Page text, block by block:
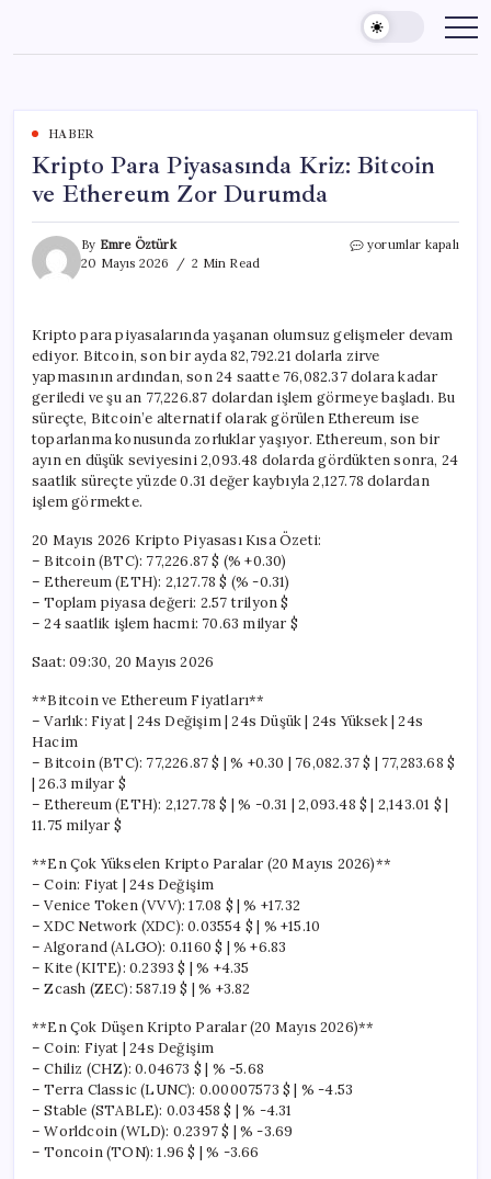
content
HABER
Kripto Para Piyasasında Kriz: Bitcoin
ve Ethereum Zor Durumda
By Emre Öztürk
20 Mayıs 2026
2 Min Read
Kripto
ve
Ethereum
Zor
Durumda
yorumlar kapalı
Kripto para piyasalarında yaşanan olumsuz gelişmeler devam
ediyor. Bitcoin, son bir ayda 82,792.21 dolarla zirve
yapmasının ardından, son 24 saatte 76,082.37 dolara kadar
geriledi ve şu an 77,226.87 dolardan işlem görmeye başladı. Bu
süreçte, Bitcoin’e alternatif olarak görülen Ethereum ise
toparlanma konusunda zorluklar yaşıyor. Ethereum, son bir
ayın en düşük seviyesini 2,093.48 dolarda gördükten sonra, 24
saatlik süreçte yüzde 0.31 değer kaybıyla 2,127.78 dolardan
işlem görmekte.
20 Mayıs 2026 Kripto Piyasası Kısa Özeti:
– Bitcoin (BTC): 77,226.87 $ (% +0.30)
– Ethereum (ETH): 2,127.78 $ (% -0.31)
– Toplam piyasa değeri: 2.57 trilyon $
– 24 saatlik işlem hacmi: 70.63 milyar $
Saat: 09:30, 20 Mayıs 2026
**Bitcoin ve Ethereum Fiyatları**
– Varlık: Fiyat | 24s Değişim | 24s Düşük | 24s Yüksek | 24s
Hacim
– Bitcoin (BTC): 77,226.87 $ | % +0.30 | 76,082.37 $ | 77,283.68 $
| 26.3 milyar $
– Ethereum (ETH): 2,127.78 $ | % -0.31 | 2,093.48 $ | 2,143.01 $ |
11.75 milyar $
**En Çok Yükselen Kripto Paralar (20 Mayıs 2026)**
– Coin: Fiyat | 24s Değişim
– Venice Token (VVV): 17.08 $ | % +17.32
– XDC Network (XDC): 0.03554 $ | % +15.10
– Algorand (ALGO): 0.1160 $ | % +6.83
– Kite (KITE): 0.2393 $ | % +4.35
– Zcash (ZEC): 587.19 $ | % +3.82
**En Çok Düşen Kripto Paralar (20 Mayıs 2026)**
– Coin: Fiyat | 24s Değişim
– Chiliz (CHZ): 0.04673 $ | % -5.68
– Terra Classic (LUNC): 0.00007573 $ | % -4.53
– Stable (STABLE): 0.03458 $ | % -4.31
– Worldcoin (WLD): 0.2397 $ | % -3.69
– Toncoin (TON): 1.96 $ | % -3.66